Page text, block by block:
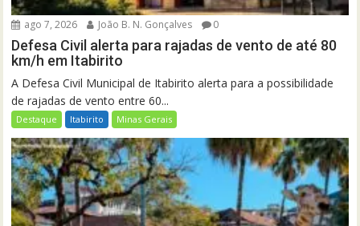
ago 7, 2026 João B. N. Gonçalves 0
Defesa Civil alerta para rajadas de vento de até 80
km/h em Itabirito
A Defesa Civil Municipal de Itabirito alerta para a possibilidade
de rajadas de vento entre 60...
Destaque Itabirito Minas Gerais